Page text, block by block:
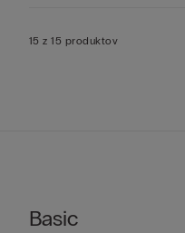
15 z 15 produktov
Basic